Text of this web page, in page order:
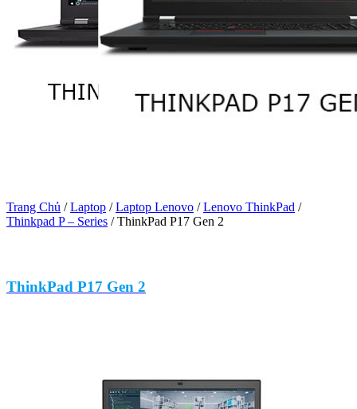
Trang Chủ /Laptop /Laptop Lenovo /Lenovo ThinkPad /
Thinkpad P – Series /ThinkPad P17 Gen 2
ThinkPad P17 Gen 2